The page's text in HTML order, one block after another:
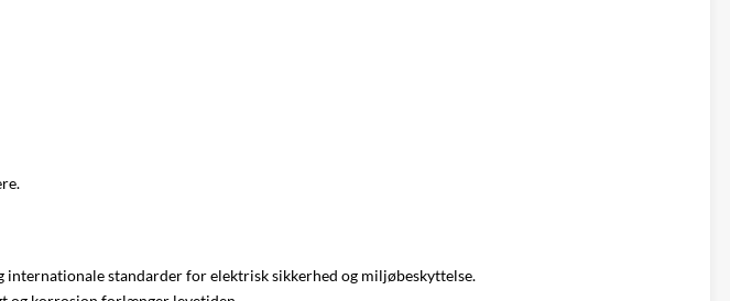
internationale standarder for elektrisk sikkerhed og miljøbeskyttelse.